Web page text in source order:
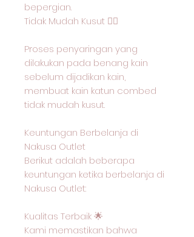
bepergian.
Tidak Mudah Kusut 🙅‍♂️
Proses penyaringan yang
dilakukan pada benang kain
sebelum dijadikan kain,
membuat kain katun combed
tidak mudah kusut.
Keuntungan Berbelanja di
Nakusa Outlet
Berikut adalah beberapa
keuntungan ketika berbelanja di
Nakusa Outlet:
Kualitas Terbaik 🌟
Kami memastikan bahwa